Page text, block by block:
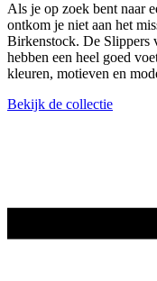
Als je op zoek bent naar
ontkom je niet aan het
Birkenstock. De Slippers
hebben een heel goed
kleuren, motieven en
Bekijk de collectie